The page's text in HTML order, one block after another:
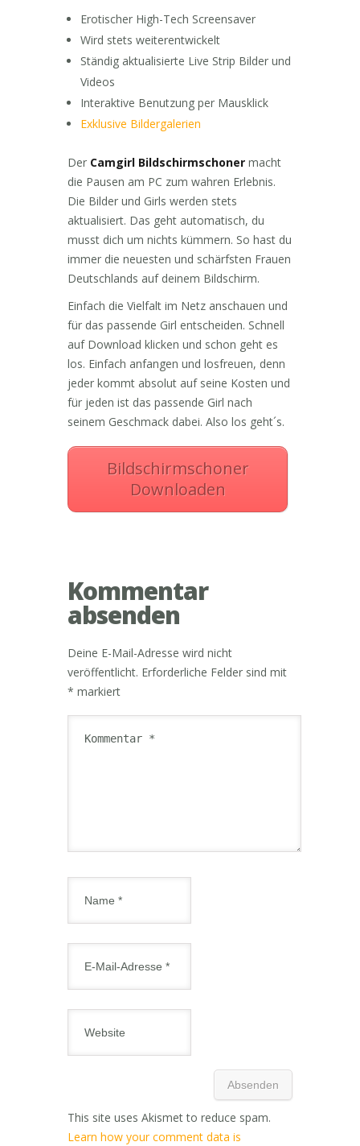
Erotischer High-Tech Screensaver
Wird stets weiterentwickelt
Ständig aktualisierte Live Strip Bilder und
Videos
Interaktive Benutzung per Mausklick
Exklusive Bildergalerien
Der Camgirl Bildschirmschoner macht
die Pausen am PC zum wahren Erlebnis.
Die Bilder und Girls werden stets
aktualisiert. Das geht automatisch, du
musst dich um nichts kümmern. So hast du
immer die neuesten und schärfsten Frauen
Deutschlands auf deinem Bildschirm.
Einfach die Vielfalt im Netz anschauen und
für das passende Girl entscheiden. Schnell
auf Download klicken und schon geht es
los. Einfach anfangen und losfreuen, denn
jeder kommt absolut auf seine Kosten und
für jeden ist das passende Girl nach
seinem Geschmack dabei. Also los geht´s.
Bildschirmschoner
Downloaden
Kommentar
absenden
Deine E-Mail-Adresse wird nicht
veröffentlicht. Erforderliche Felder sind mit
* markiert
This site uses Akismet to reduce spam.
Learn how your comment data is